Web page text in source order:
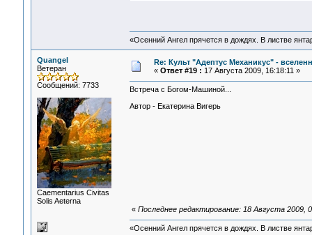
«Осенний Ангел прячется в дождях. В листве
Quangel
Ветеран
Сообщений: 7733
Сaementarius Civitas
Solis Aeterna
Re: Культ "Адептус Механикус" -
« Ответ #19 : 17 Августа 2009, 16:18:11 »
Встреча с Богом-Машиной...
Автор - Екатерина Вигерь
« Последнее редактирование: 18 Августа 2009,
«Осенний Ангел прячется в дождях. В листве